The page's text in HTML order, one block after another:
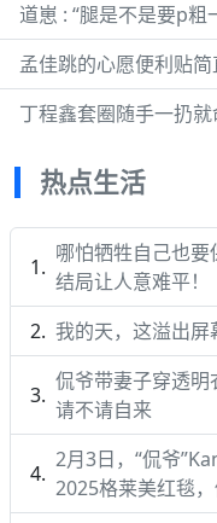
道崽 : “腿是不是要p粗
孟佳跳的心愿便利贴
丁程鑫套圈随手一扔就
热点生活
哪怕牺牲自己也
结局让人意难平！
我的天，这溢出屏
侃爷带妻子穿透
请不请自来
2月3日，“侃爷
2025格莱美红毯